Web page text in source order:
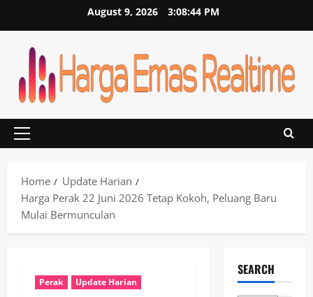
August 9, 2026 3:08:44 PM
Primary
Home
Update Harian
Harga Perak 22 Juni 2026 Tetap Kokoh, Peluang Baru
Mulai Bermunculan
Perak Update Harian
SEARCH